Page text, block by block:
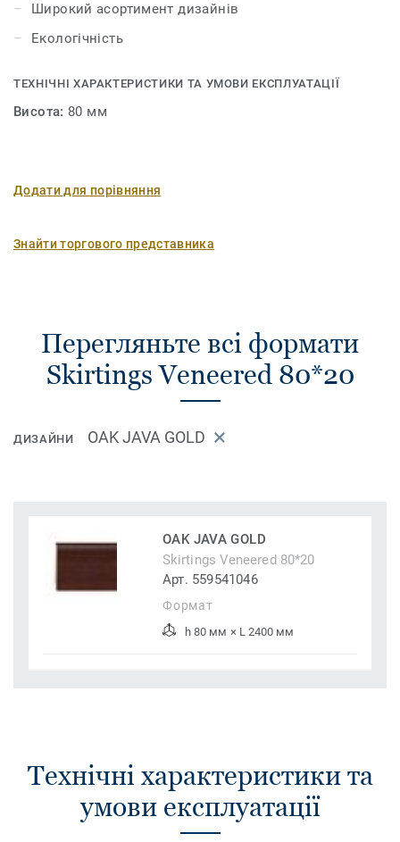
Широкий асортимент дизайнів
Екологічність
ТЕХНІЧНІ ХАРАКТЕРИСТИКИ ТА УМОВИ ЕКСПЛУАТАЦІЇ
Висота: 80 мм
Додати для порівняння
Знайти торгового представника
Перегляньте всі формати
Skirtings Veneered 80*20
ДИЗАЙНИ OAK JAVA GOLD
OAK JAVA GOLD
Skirtings Veneered 80*20
Арт. 559541046
Формат
h 80 мм × L 2400 мм
Технічні характеристики та
умови експлуатації